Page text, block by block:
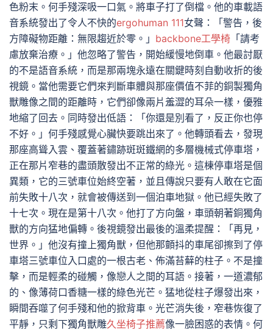
色粉末。何手殘深吸一口氣。將車子打了倒檔。他的車載語
音系統發出了令人不快的ergohuman 111女聲：「警告，後
方障礙物距離：無限趨近於零。」 backbone工學椅 「請考
慮放棄治療。」他忽略了警告，開始緩慢地倒車。他最討厭
的不是語音系統，而是那兩塊永遠在關鍵時刻自動收折的後
視鏡。當他需要它們來判斷車體與那座價值不菲的銅製獨角
獸雕像之間的距離時，它們卻像兩片羞澀的耳朵一樣，優雅
地縮了回去。同時發出低語：「你還是別看了，反正你也停
不好。」何手殘感覺心臟快要跳出來了。他轉頭看去，發現
那座高聳入雲、覆蓋著鏽跡斑斑鐵網的多層機械式停車塔，
正在那片窄巷的盡頭散發出不正常的綠光。這棟停車塔是個
異類，它的三號車位始終空著，並且傳說只要有人敢在它面
前失敗十八次，就會被傳送到一個泊車地獄。他已經失敗了
十七次。現在是第十八次。他打了方向盤，車頭朝著銅獨角
獸的方向猛地偏轉。後視鏡發出最後的溫柔提醒：「再見，
世界。」他沒有撞上獨角獸，但他那顫抖的車尾卻擦到了停
車塔三號車位入口處的一根古老、佈滿苔蘚的柱子。不是撞
擊，而是輕柔的碰觸，像戀人之間的耳語。接著，一道濃郁
的、像薄荷口香糖一樣的綠色光芒。猛地從柱子爆發出來，
瞬間吞噬了何手殘和他的掀背車。光芒消失後，窄巷恢復了
平靜，只剩下獨角獸雕久坐椅子推薦像一臉困惑的表情。何